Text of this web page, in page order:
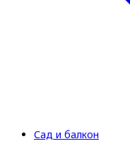
Сад и балкон